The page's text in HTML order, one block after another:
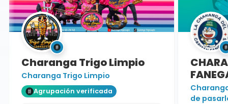
Charanga Trigo Limpio
Charanga Trigo Limpio
Agrupación verificada
de